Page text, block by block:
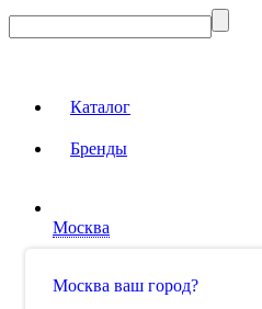
Каталог
Бренды
Москва
Москва ваш город?